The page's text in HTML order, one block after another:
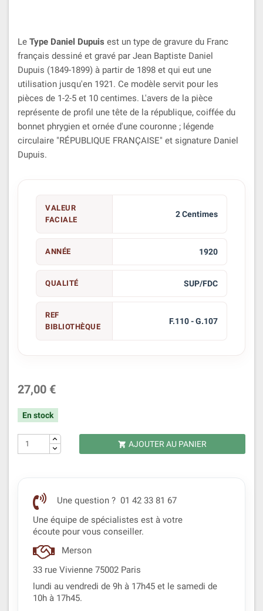
Le Type Daniel Dupuis est un type de gravure du Franc
français dessiné et gravé par Jean Baptiste Daniel
Dupuis (1849-1899) à partir de 1898 et qui eut une
utilisation jusqu'en 1921. Ce modèle servit pour les
pièces de 1-2-5 et 10 centimes. L'avers de la pièce
représente de profil une tête de la république, coiffée du
bonnet phrygien et ornée d'une couronne ; légende
circulaire "RÉPUBLIQUE FRANÇAISE" et signature Daniel
Dupuis.
VALEUR
FACIALE
2 Centimes
ANNÉE 1920
QUALITÉ SUP/FDC
REF
BIBLIOTHÈQUE
F.110 - G.107
27,00 €
En stock
 AJOUTER AU PANIER
Une question ? 01 42 33 81 67
Une équipe de spécialistes est à votre
écoute pour vous conseiller.
Merson
33 rue Vivienne 75002 Paris
lundi au vendredi de 9h à 17h45 et le samedi de
10h à 17h45.